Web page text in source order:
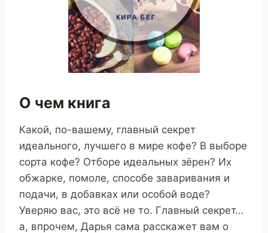
О чем книга
Какой, по-вашему, главный секрет
идеального, лучшего в мире кофе? В выборе
сорта кофе? Отборе идеальных зёрен? Их
обжарке, помоле, способе заваривания и
подачи, в добавках или особой воде?
Уверяю вас, это всё не то. Главный секрет…
а, впрочем, Дарья сама расскажет вам о